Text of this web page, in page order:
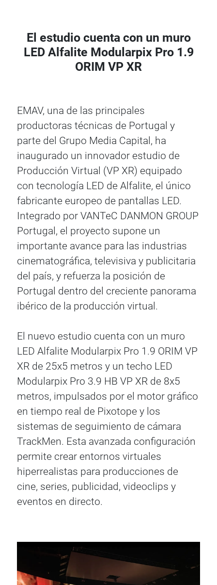
El estudio cuenta con un muro
LED Alfalite Modularpix Pro 1.9
ORIM VP XR
EMAV, una de las principales
productoras técnicas de Portugal y
parte del Grupo Media Capital, ha
inaugurado un innovador estudio de
Producción Virtual (VP XR) equipado
con tecnología LED de Alfalite, el único
fabricante europeo de pantallas LED.
Integrado por VANTeC DANMON GROUP
Portugal, el proyecto supone un
importante avance para las industrias
cinematográfica, televisiva y publicitaria
del país, y refuerza la posición de
Portugal dentro del creciente panorama
ibérico de la producción virtual.
El nuevo estudio cuenta con un muro
LED Alfalite Modularpix Pro 1.9 ORIM VP
XR de 25x5 metros y un techo LED
Modularpix Pro 3.9 HB VP XR de 8x5
metros, impulsados por el motor gráfico
en tiempo real de Pixotope y los
sistemas de seguimiento de cámara
TrackMen. Esta avanzada configuración
permite crear entornos virtuales
hiperrealistas para producciones de
cine, series, publicidad, videoclips y
eventos en directo.